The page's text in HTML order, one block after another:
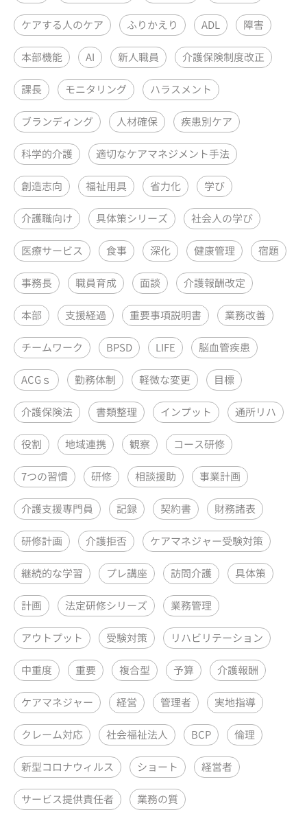
ケアする人のケア ふりかえり ADL 障害
本部機能 AI 新人職員 介護保険制度改正
課長 モニタリング ハラスメント
ブランディング 人材確保 疾患別ケア
科学的介護 適切なケアマネジメント手法
創造志向 福祉用具 省力化 学び
介護職向け 具体策シリーズ 社会人の学び
医療サービス 食事 深化 健康管理 宿題
事務長 職員育成 面談 介護報酬改定
本部 支援経過 重要事項説明書 業務改善
チームワーク BPSD LIFE 脳血管疾患
ACGｓ 勤務体制 軽微な変更 目標
介護保険法 書類整理 インプット 通所リハ
役割 地域連携 観察 コース研修
7つの習慣 研修 相談援助 事業計画
介護支援専門員 記録 契約書 財務諸表
研修計画 介護拒否 ケアマネジャー受験対策
継続的な学習 プレ講座 訪問介護 具体策
計画 法定研修シリーズ 業務管理
アウトプット 受験対策 リハビリテーション
中重度 重要 複合型 予算 介護報酬
ケアマネジャー 経営 管理者 実地指導
クレーム対応 社会福祉法人 BCP 倫理
新型コロナウィルス ショート 経営者
サービス提供責任者 業務の質